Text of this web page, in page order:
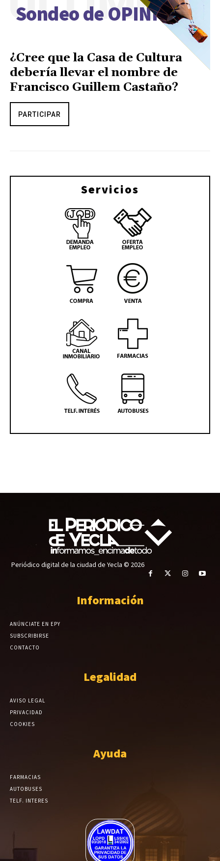
Sondeo de OPINIÓN
¿Cree que la Casa de Cultura
debería llevar el nombre de
Francisco Guillem Castaño?
PARTICIPAR
Servicios
Periódico digital de la ciudad de Yecla © 2026
Información
ANÚNCIATE EN EPY
SUBSCRIBIRSE
CONTACTO
Legalidad
AVISO LEGAL
PRIVACIDAD
COOKIES
Ayuda
FARMACIAS
AUTOBUSES
TELF. INTERES